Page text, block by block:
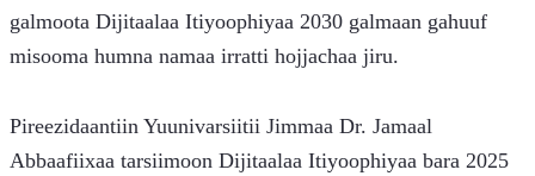
galmoota Dijitaalaa Itiyoophiyaa 2030 galmaan gahuuf
misooma humna namaa irratti hojjachaa jiru.
Pireezidaantiin Yuunivarsiitii Jimmaa Dr. Jamaal
Abbaafiixaa tarsiimoon Dijitaalaa Itiyoophiyaa bara 2025